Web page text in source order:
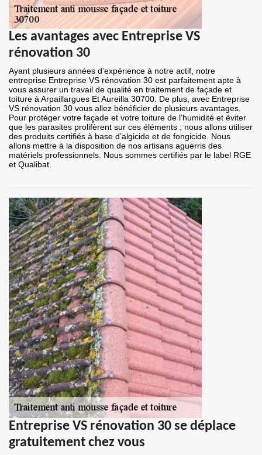
Les avantages avec Entreprise VS
rénovation 30
Ayant plusieurs années d’expérience à notre actif, notre
entreprise Entreprise VS rénovation 30 est parfaitement apte à
vous assurer un travail de qualité en traitement de façade et
toiture à Arpaillargues Et Aureilla 30700. De plus, avec Entreprise
VS rénovation 30 vous allez bénéficier de plusieurs avantages.
Pour protéger votre façade et votre toiture de l’humidité et éviter
que les parasites prolifèrent sur ces éléments ; nous allons utiliser
des produits certifiés à base d’algicide et de fongicide. Nous
allons mettre à la disposition de nos artisans aguerris des
matériels professionnels. Nous sommes certifiés par le label RGE
et Qualibat.
Entreprise VS rénovation 30 se déplace
gratuitement chez vous